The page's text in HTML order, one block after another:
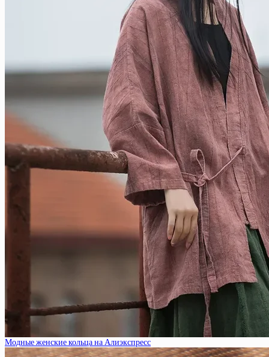
Модные женские кольца на Алиэкспресс